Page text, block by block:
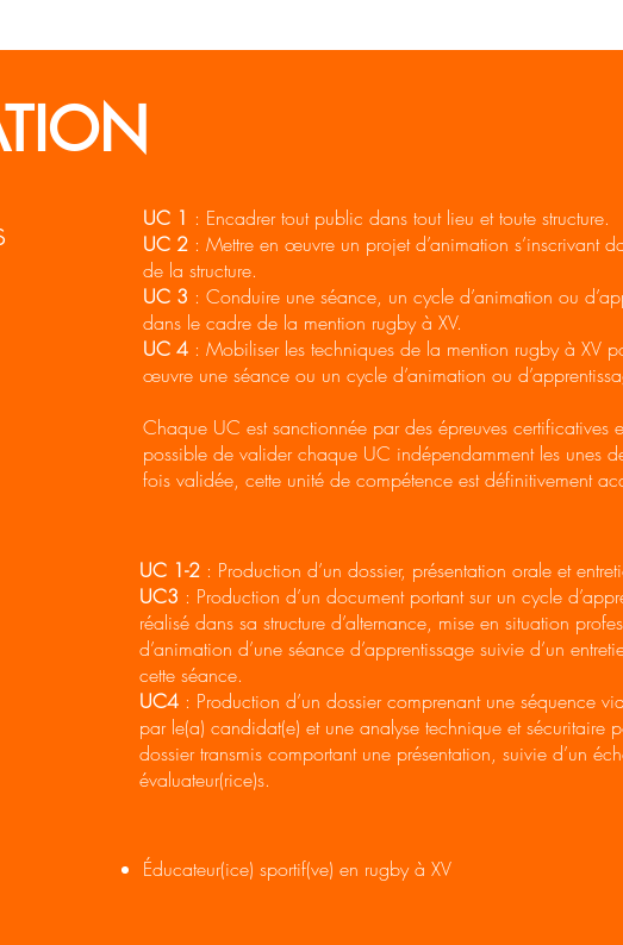
UC 1 : Encadrer tout public dans tout lieu et toute structure.
UC 2 : Mettre en œuvre un projet d’animation s’inscrivant
de la structure.
UC 3 : Conduire une séance, un cycle d’animation ou
dans le cadre de la mention rugby à XV.
UC 4 : Mobiliser les techniques de la mention rugby à XV
œuvre une séance ou un cycle d’animation ou
Chaque UC est sanctionnée par des épreuves certificatives
possible de valider chaque UC indépendamment les unes
fois validée, cette unité de compétence est définitivement
UC 1-2 : Production d’un dossier, présentation orale et
UC3 : Production d’un document portant sur un cycle
réalisé dans sa structure d’alternance, mise en situation
d’animation d’une séance d’apprentissage suivie d’un
cette séance.
UC4 : Production d’un dossier comprenant une séquence
par le(a) candidat(e) et une analyse technique et sécuritaire
dossier transmis comportant une présentation, suivie d’un
évaluateur(rice)s.
Éducateur(ice) sportif(ve) en rugby à XV